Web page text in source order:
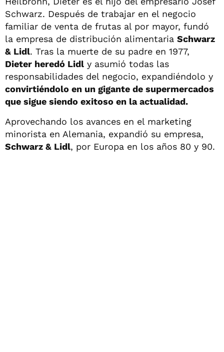
Schwarz. Después de trabajar en el negocio
familiar de venta de frutas al por mayor, fundó
la empresa de distribución alimentaria Schwarz
& Lidl. Tras la muerte de su padre en 1977,
Dieter heredó Lidl y asumió todas las
responsabilidades del negocio, expandiéndolo y
convirtiéndolo en un gigante de supermercados
que sigue siendo exitoso en la actualidad.
Aprovechando los avances en el marketing
minorista en Alemania, expandió su empresa,
Schwarz & Lidl, por Europa en los años 80 y 90.